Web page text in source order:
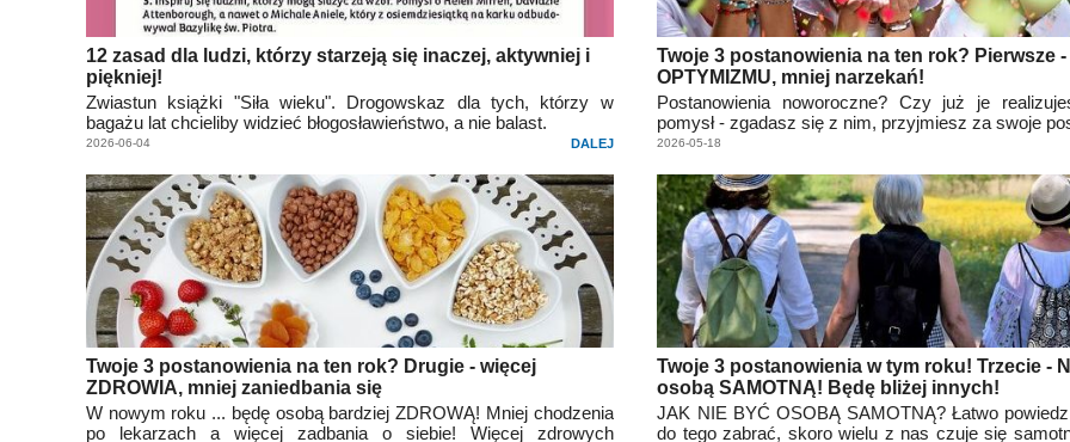
12 zasad dla ludzi, którzy starzeją się inaczej, aktywniej i
piękniej!
Zwiastun książki "Siła wieku". Drogowskaz dla tych, którzy w
bagażu lat chcieliby widzieć błogosławieństwo, a nie balast.
2026-06-04 DALEJ
Twoje 3 postanowienia na ten rok? Pierwsze
OPTYMIZMU, mniej narzekań!
Postanowienia noworoczne? Czy już je
pomysł - zgadasz się z nim, przyjmiesz za swoje
2026-05-18
Twoje 3 postanowienia na ten rok? Drugie - więcej
ZDROWIA, mniej zaniedbania się
W nowym roku ... będę osobą bardziej ZDROWĄ! Mniej chodzenia
po lekarzach a więcej zadbania o siebie! Więcej zdrowych
Twoje 3 postanowienia w tym roku! Trzecie -
osobą SAMOTNĄ! Będę bliżej innych!
JAK NIE BYĆ OSOBĄ SAMOTNĄ? Łatwo
do tego zabrać, skoro wielu z nas czuje się